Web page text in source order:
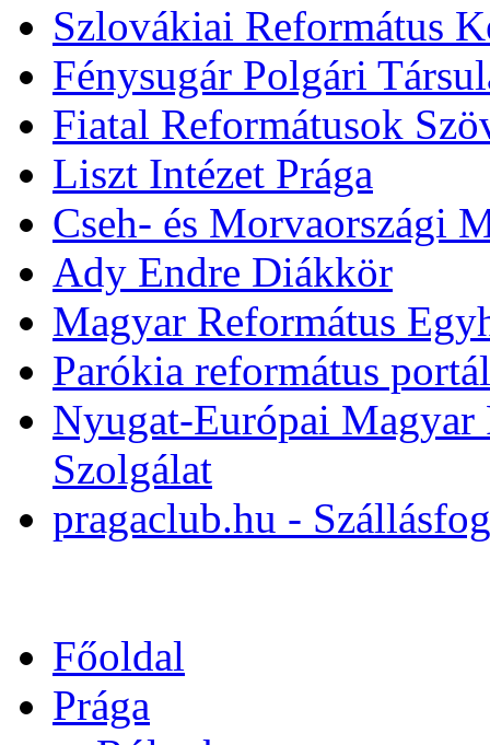
Szlovákiai Református
Fénysugár Polgári
Fiatal Reformátusok
Liszt Intézet Prága
Cseh- és Morvaországi
Ady Endre Diákkör
Magyar Református
Parókia református portál
Nyugat-Európai
Szolgálat
pragaclub.hu -
Főoldal
Prága